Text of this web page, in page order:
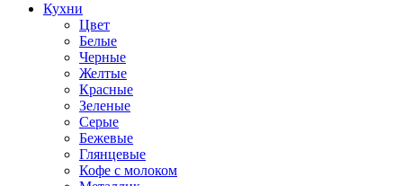
Кухни
Цвет
Белые
Черные
Желтые
Красные
Зеленые
Серые
Бежевые
Глянцевые
Кофе с молоком